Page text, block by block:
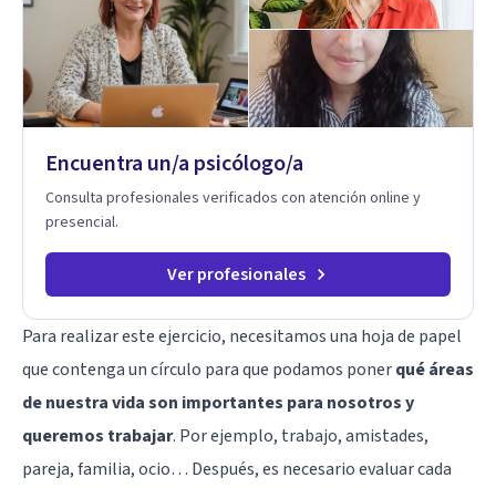
Encuentra un/a psicólogo/a
Consulta profesionales verificados con atención online y
presencial.
Ver profesionales
Para realizar este ejercicio, necesitamos una hoja de papel
que contenga un círculo para que podamos ponerqué áreas
de nuestra vida son importantes para nosotros y
queremos trabajar. Por ejemplo, trabajo, amistades,
pareja, familia, ocio… Después, es necesario evaluar cada